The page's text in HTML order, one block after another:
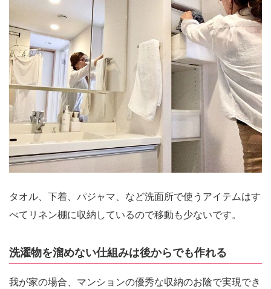
タオル、下着、パジャマ、など洗面所で使うアイテムはす
べてリネン棚に収納しているので移動も少ないです。
洗濯物を溜めない仕組みは後からでも作れる
我が家の場合、マンションの優秀な収納のお陰で実現でき